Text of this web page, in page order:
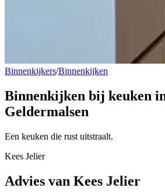
Binnenkijkers/Binnenkijken
Binnenkijken bij keuken
Geldermalsen
Een keuken die rust uitstraalt.
Kees Jelier
Advies van Kees Jelier